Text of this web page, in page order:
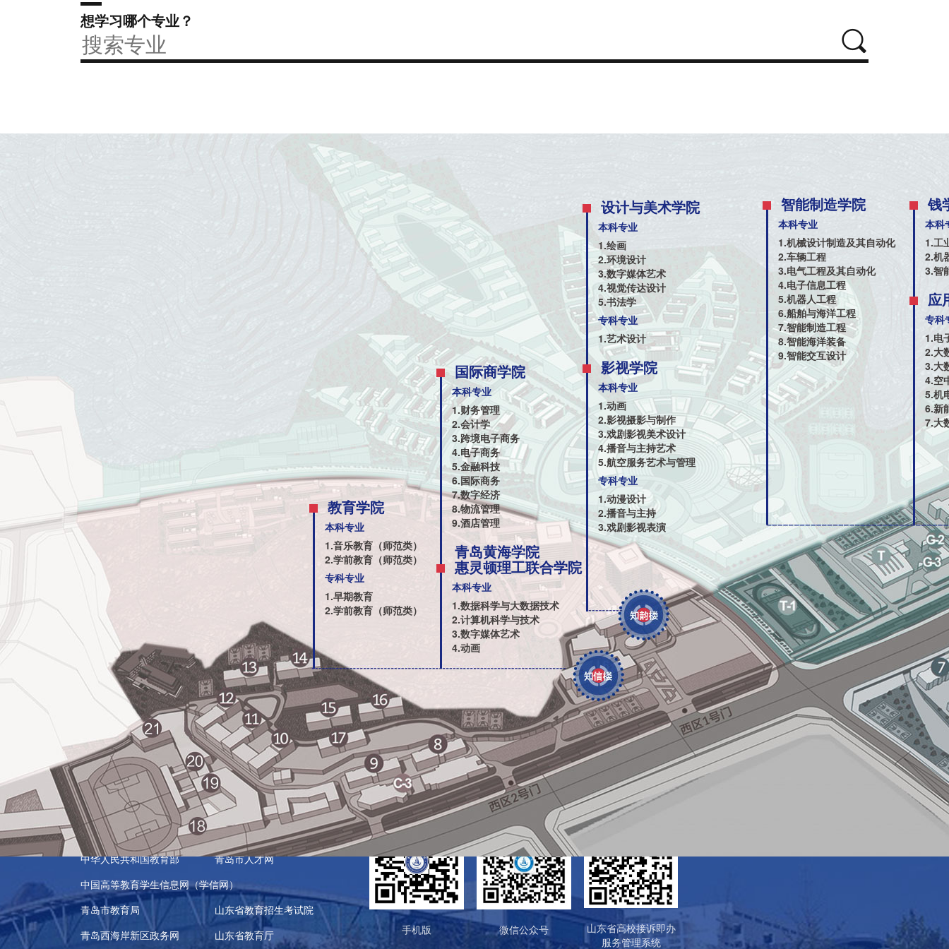
想学习哪个专业？
智能制造学院
本科专业
1.机械设计制造及其自动化
2.车辆工程
3.电气工程及其自动化
4.电子信息工程
5.机器人工程
6.船舶与海洋工程
7.智能制造工程
8.智能海洋装备
9.智能交互设计
钱
本科
1.工
2.机
3.智
应
专科
1.电
2.大
3.大
4.空
5.机
6.新
7.大
设计与美术学院
本科专业
1.绘画
2.环境设计
3.数字媒体艺术
4.视觉传达设计
5.书法学
专科专业
1.艺术设计
影视学院
本科专业
1.动画
2.影视摄影与制作
3.戏剧影视美术设计
4.播音与主持艺术
5.航空服务艺术与管理
专科专业
1.动漫设计
2.播音与主持
3.戏剧影视表演
教育学院
本科专业
1.音乐教育（师范类）
2.学前教育（师范类）
专科专业
1.早期教育
2.学前教育（师范类）
国际商学院
本科专业
1.财务管理
2.会计学
3.跨境电子商务
4.电子商务
5.金融科技
6.国际商务
7.数字经济
8.物流管理
9.酒店管理
青岛黄海学院
惠灵顿理工联合学院
本科专业
1.数据科学与大数据技术
2.计算机科学与技术
3.数字媒体艺术
4.动画
常用链接
中华人民共和国教育部
青岛市人才网
中国高等教育学生信息网（学信网）
青岛市教育局
山东省教育招生考试院
青岛西海岸新区政务网
山东省教育厅 手机版 微信公众号
山东省高校接诉即办
服务管理系统